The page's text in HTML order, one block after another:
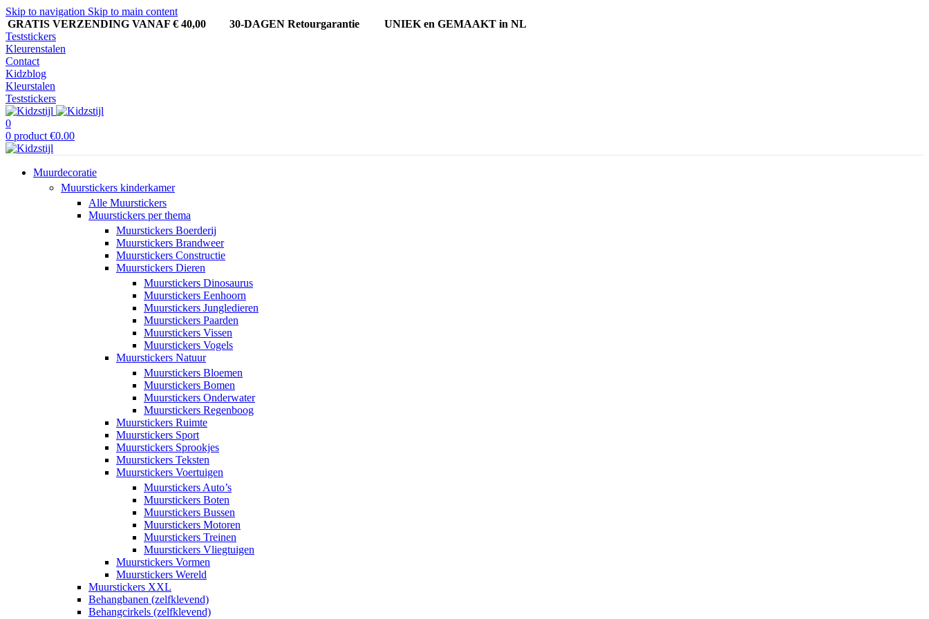
Skip to navigation Skip to main content
GRATIS VERZENDING VANAF € 40,00
30-DAGEN Retourgarantie UNIEK en GEMAAKT in NL
Teststickers
Kleurenstalen
Contact
Kidzblog
Kleurstalen
Teststickers
0
0 product €0.00
Muurdecoratie
Muurstickers kinderkamer
Alle Muurstickers
Muurstickers per thema
Muurstickers Boerderij
Muurstickers Brandweer
Muurstickers Constructie
Muurstickers Dieren
Muurstickers Dinosaurus
Muurstickers Eenhoorn
Muurstickers Jungledieren
Muurstickers Paarden
Muurstickers Vissen
Muurstickers Vogels
Muurstickers Natuur
Muurstickers Bloemen
Muurstickers Bomen
Muurstickers Onderwater
Muurstickers Regenboog
Muurstickers Ruimte
Muurstickers Sport
Muurstickers Sprookjes
Muurstickers Teksten
Muurstickers Voertuigen
Muurstickers Auto’s
Muurstickers Boten
Muurstickers Bussen
Muurstickers Motoren
Muurstickers Treinen
Muurstickers Vliegtuigen
Muurstickers Vormen
Muurstickers Wereld
Muurstickers XXL
Behangbanen (zelfklevend)
Behangcirkels (zelfklevend)